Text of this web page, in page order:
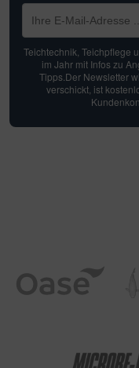
Teichtechnik, Teichpflege
im Jahr mit Infos zu
Tipps.Der Newsletter
verschickt, ist